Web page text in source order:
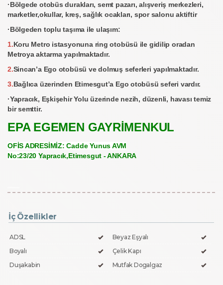
·Bölgede otobüs durakları, semt pazarı, alışveriş merkezleri,
marketler,okullar, kreş, sağlık ocakları, spor salonu aktiftir
·Bölgeden toplu taşıma ile ulaşım:
1.Koru Metro istasyonuna ring otobüsü ile gidilip oradan
Metroya aktarma yapılmaktadır.
2.Sincan’a Ego otobüsü ve dolmuş seferleri yapılmaktadır.
3.Bağlıca üzerinden Etimesgut’a Ego otobüsü seferi vardır.
·Yapracık, Eşkişehir Yolu üzerinde nezih, düzenli, havası temiz
bir semttir.
EPA EGEMEN GAYRİMENKUL
OFİS ADRESİMİZ: Cadde Yunus AVM
No:23/20Yapracık,Etimesgut - ANKARA
İç Özellikler
ADSL
Beyaz Eşyalı
Boyalı
Çelik Kapı
Duşakabin
Mutfak Dogalgaz